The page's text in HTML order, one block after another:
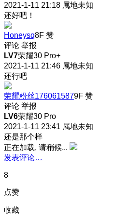
2021-1-11 21:18 属地未知
还好吧！
Honeysq8F 赞
评论 举报
LV7荣耀30 Pro+
2021-1-11 21:46 属地未知
还行吧
荣耀粉丝1760615879F 赞
评论 举报
LV6荣耀30 Pro
2021-1-11 23:41 属地未知
还是那个样
正在加载, 请稍候...
发表评论…
8
点赞
收藏